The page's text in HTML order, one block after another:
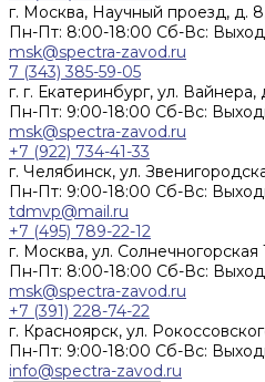
г. Москва, Научный проезд, д.
Пн-Пт: 8:00-18:00 Cб-Вс:
msk@spectra-zavod.ru
7 (343) 385-59-05
г. г. Екатеринбург, ул. Вайнера,
Пн-Пт: 9:00-18:00 Cб-Вс:
msk@spectra-zavod.ru
+7 (922) 734-41-33
г. Челябинск, ул.
Пн-Пт: 9:00-18:00 Cб-Вс:
tdmvp@mail.ru
+7 (495) 789-22-12
г. Москва, ул. Солнечногорская
Пн-Пт: 8:00-18:00 Cб-Вс:
msk@spectra-zavod.ru
+7 (391) 228-74-22
г. Красноярск, ул.
Пн-Пт: 9:00-18:00 Cб-Вс:
info@spectra-zavod.ru